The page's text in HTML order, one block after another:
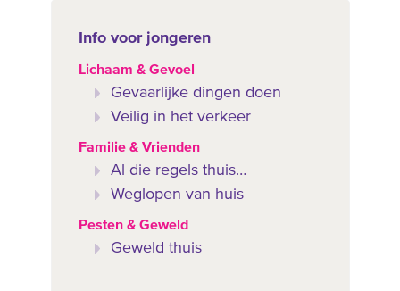
Info voor jongeren
Lichaam & Gevoel
Gevaarlijke dingen doen
Veilig in het verkeer
Familie & Vrienden
Al die regels thuis…
Weglopen van huis
Pesten & Geweld
Geweld thuis